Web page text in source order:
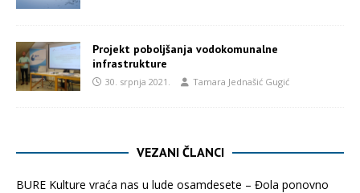
Projekt poboljšanja vodokomunalne
infrastrukture
30. srpnja 2021. Tamara Jednašić Gugić
VEZANI ČLANCI
BURE Kulture vraća nas u lude osamdesete – Đola ponovno